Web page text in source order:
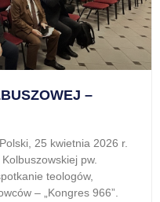
–
25 kwietnia 2026 r.
pw.
teologów,
– „Kongres 966”.